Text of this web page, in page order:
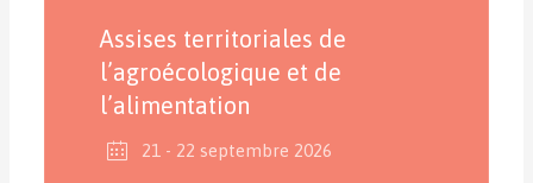
Assises territoriales de
l’agroécologique et de
l’alimentation
21 - 22 septembre 2026